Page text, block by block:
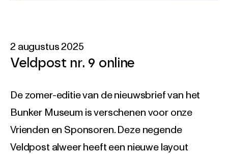
2 augustus 2025
Veldpost nr. 9 online
De zomer-editie van de nieuwsbrief van het
Bunker Museum is verschenen voor onze
Vrienden en Sponsoren. Deze negende
Veldpost alweer heeft een nieuwe layout